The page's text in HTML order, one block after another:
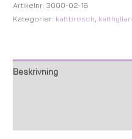
Artikelnr:3000-02-18
Kategorier: kattbrosch, katthyllan
Beskrivning